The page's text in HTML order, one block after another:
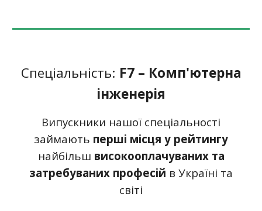
Спеціальність: F7– Комп'ютерна
інженерія
Випускники нашої спеціальності
займають перші місця у рейтингу
найбільш високооплачуваних та
затребуваних професій в Україні та
світі